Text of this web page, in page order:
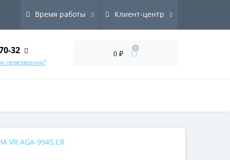
Время работы Клиент-центр
32
перезвоним?
0 ₽
0
VR.AGA-9945.CR